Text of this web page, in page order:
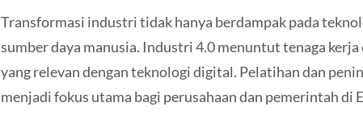
Transformasi industri tidak hanya berdampak pada
sumber daya manusia. Industri 4.0 menuntut tenaga
yang relevan dengan teknologi digital. Pelatihan dan
menjadi fokus utama bagi perusahaan dan pemerintah di